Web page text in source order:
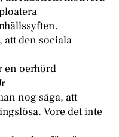
att den sociala
en oerhörd
nog säga, att
Vore det inte